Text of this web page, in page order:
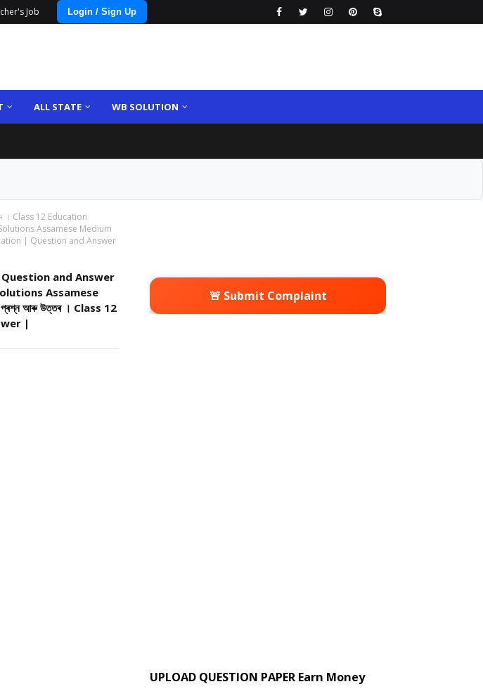
Job Login / Sign Up
ALL STATE WB SOLUTION
৭ । Class 12 Education
Assamese Medium
Education | Question and Answer
Question and Answer
Assamese
। প্ৰশ্ন আৰু উত্তৰ । Class 12
|
🚨 Submit Complaint
UPLOAD QUESTION PAPER Earn Money